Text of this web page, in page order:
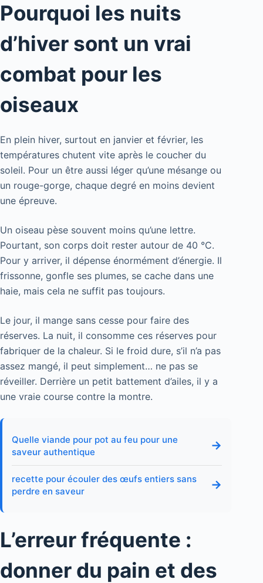
Pourquoi les nuits
d’hiver sont un vrai
combat pour les
oiseaux
En plein hiver, surtout en janvier et février, les
températures chutent vite après le coucher du
soleil. Pour un être aussi léger qu’une mésange ou
un rouge-gorge, chaque degré en moins devient
une épreuve.
Un oiseau pèse souvent moins qu’une lettre.
Pourtant, son corps doit rester autour de 40 °C.
Pour y arriver, il dépense énormément d’énergie. Il
frissonne, gonfle ses plumes, se cache dans une
haie, mais cela ne suffit pas toujours.
Le jour, il mange sans cesse pour faire des
réserves. La nuit, il consomme ces réserves pour
fabriquer de la chaleur. Si le froid dure, s’il n’a pas
assez mangé, il peut simplement… ne pas se
réveiller. Derrière un petit battement d’ailes, il y a
une vraie course contre la montre.
Quelle viande pour pot au feu pour une
saveur authentique
→
recette pour écouler des œufs entiers sans
perdre en saveur
→
L’erreur fréquente :
donner du pain et des